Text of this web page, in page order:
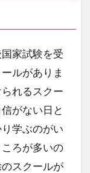
家試験を受
ルがありま
れるスクー
がない日と
学ぶのがい
ろが多いの
スクールが